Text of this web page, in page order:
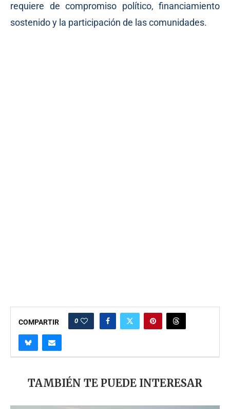
requiere de compromiso político, financiamiento
sostenido y la participación de las comunidades.
COMPARTIR 0
TAMBIÉN TE PUEDE INTERESAR